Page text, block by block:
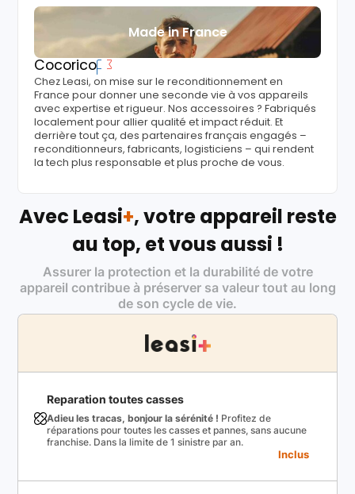
Made in France
Cocorico
Chez Leasi, on mise sur le reconditionnement en
France pour donner une seconde vie à vos appareils
avec expertise et rigueur. Nos accessoires ? Fabriqués
localement pour allier qualité et impact réduit. Et
derrière tout ça, des partenaires français engagés –
reconditionneurs, fabricants, logisticiens – qui rendent
la tech plus responsable et plus proche de vous.
Avec Leasi+, votre appareil reste
au top, et vous aussi !
Assurer la protection et la durabilité de votre
appareil contribue à préserver sa valeur tout au long
de son cycle de vie.
Reparation toutes casses
Adieu les tracas, bonjour la sérénité ! Profitez de
réparations pour toutes les casses et pannes, sans aucune
franchise. Dans la limite de 1 sinistre par an.
Inclus